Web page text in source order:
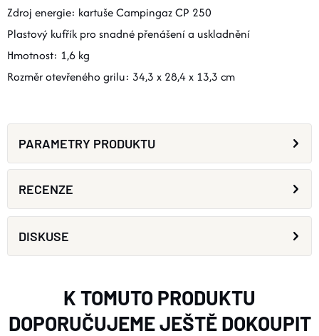
Zdroj energie: kartuše Campingaz CP 250
Plastový kufřík pro snadné přenášení a uskladnění
Hmotnost: 1,6 kg
Rozměr otevřeného grilu: 34,3 x 28,4 x 13,3 cm
PARAMETRY PRODUKTU
RECENZE
DISKUSE
K TOMUTO PRODUKTU
DOPORUČUJEME JEŠTĚ DOKOUPIT